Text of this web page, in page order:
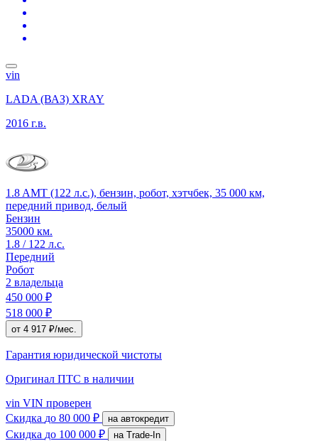
vin
LADA (ВАЗ) XRAY
2016 г.в.
1.8 AMT (122 л.с.), бензин, робот, хэтчбек, 35 000 км,
передний привод, белый
Бензин
35000 км.
1.8 / 122 л.с.
Передний
Робот
2 владельца
450 000 ₽
518 000 ₽
от 4 917 ₽/мес.
Гарантия юридической чистоты
Оригинал ПТС в наличии
vin VIN проверен
Скидка до 80 000 ₽ на автокредит
Скидка до 100 000 ₽
на Trade-In